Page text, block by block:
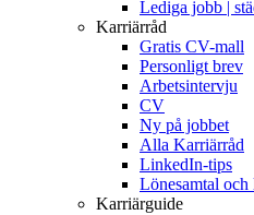
Lediga jobb |
Karriärråd
Gratis CV-mall
Personligt brev
Arbetsintervju
CV
Ny på jobbet
Alla Karriärråd
LinkedIn-tips
Lönesamtal
Karriärguide